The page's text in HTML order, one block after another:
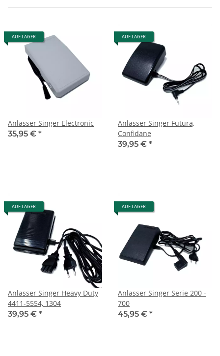
AUF LAGER
Anlasser Singer Electronic
35,95 € *
AUF LAGER
Anlasser Singer Futura,
Confidane
39,95 € *
AUF LAGER
Anlasser Singer Heavy Duty
4411-5554, 1304
39,95 € *
AUF LAGER
Anlasser Singer Serie 200 -
700
45,95 € *